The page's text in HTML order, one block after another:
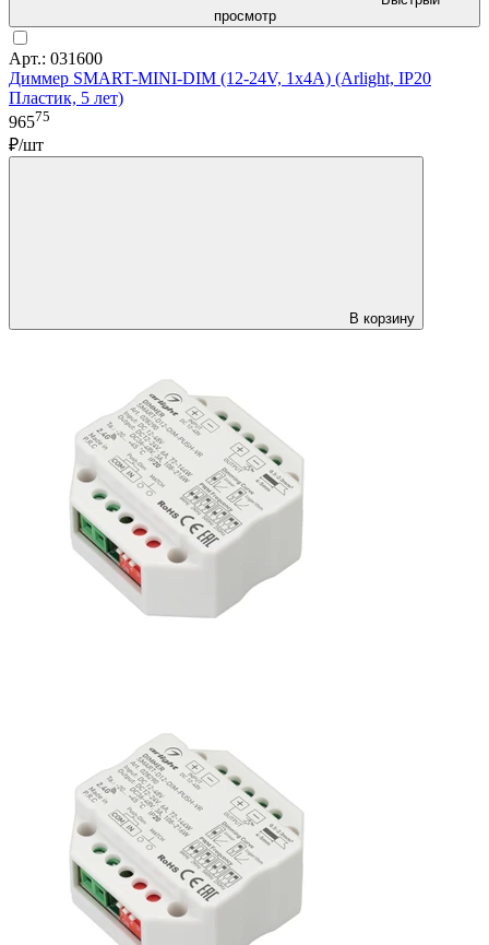
просмотр
Арт.: 031600
Диммер SMART-MINI-DIM (12-24V, 1x4A) (Arlight, IP20
Пластик, 5 лет)
96575
₽/шт
В корзину